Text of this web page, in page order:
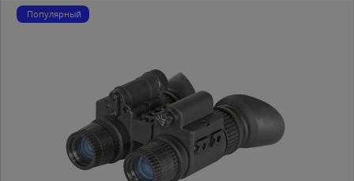
Популярный